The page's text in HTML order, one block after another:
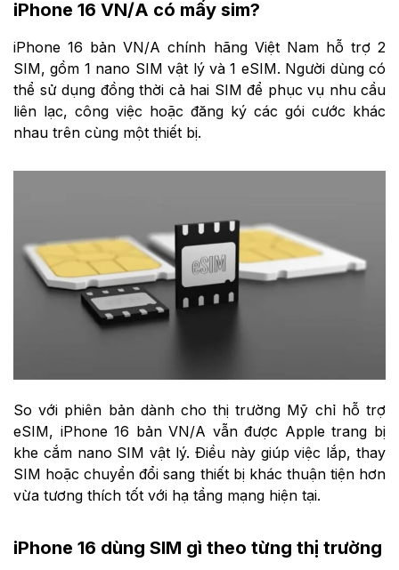
iPhone 16 VN/A có mấy sim?
iPhone 16 bản VN/A chính hãng Việt Nam hỗ trợ 2
SIM, gồm 1 nano SIM vật lý và 1 eSIM. Người dùng có
thể sử dụng đồng thời cả hai SIM để phục vụ nhu cầu
liên lạc, công việc hoặc đăng ký các gói cước khác
nhau trên cùng một thiết bị.
So với phiên bản dành cho thị trường Mỹ chỉ hỗ trợ
eSIM, iPhone 16 bản VN/A vẫn được Apple trang bị
khe cắm nano SIM vật lý. Điều này giúp việc lắp, thay
SIM hoặc chuyển đổi sang thiết bị khác thuận tiện hơn
vừa tương thích tốt với hạ tầng mạng hiện tại.
iPhone 16 dùng SIM gì theo từng thị trường